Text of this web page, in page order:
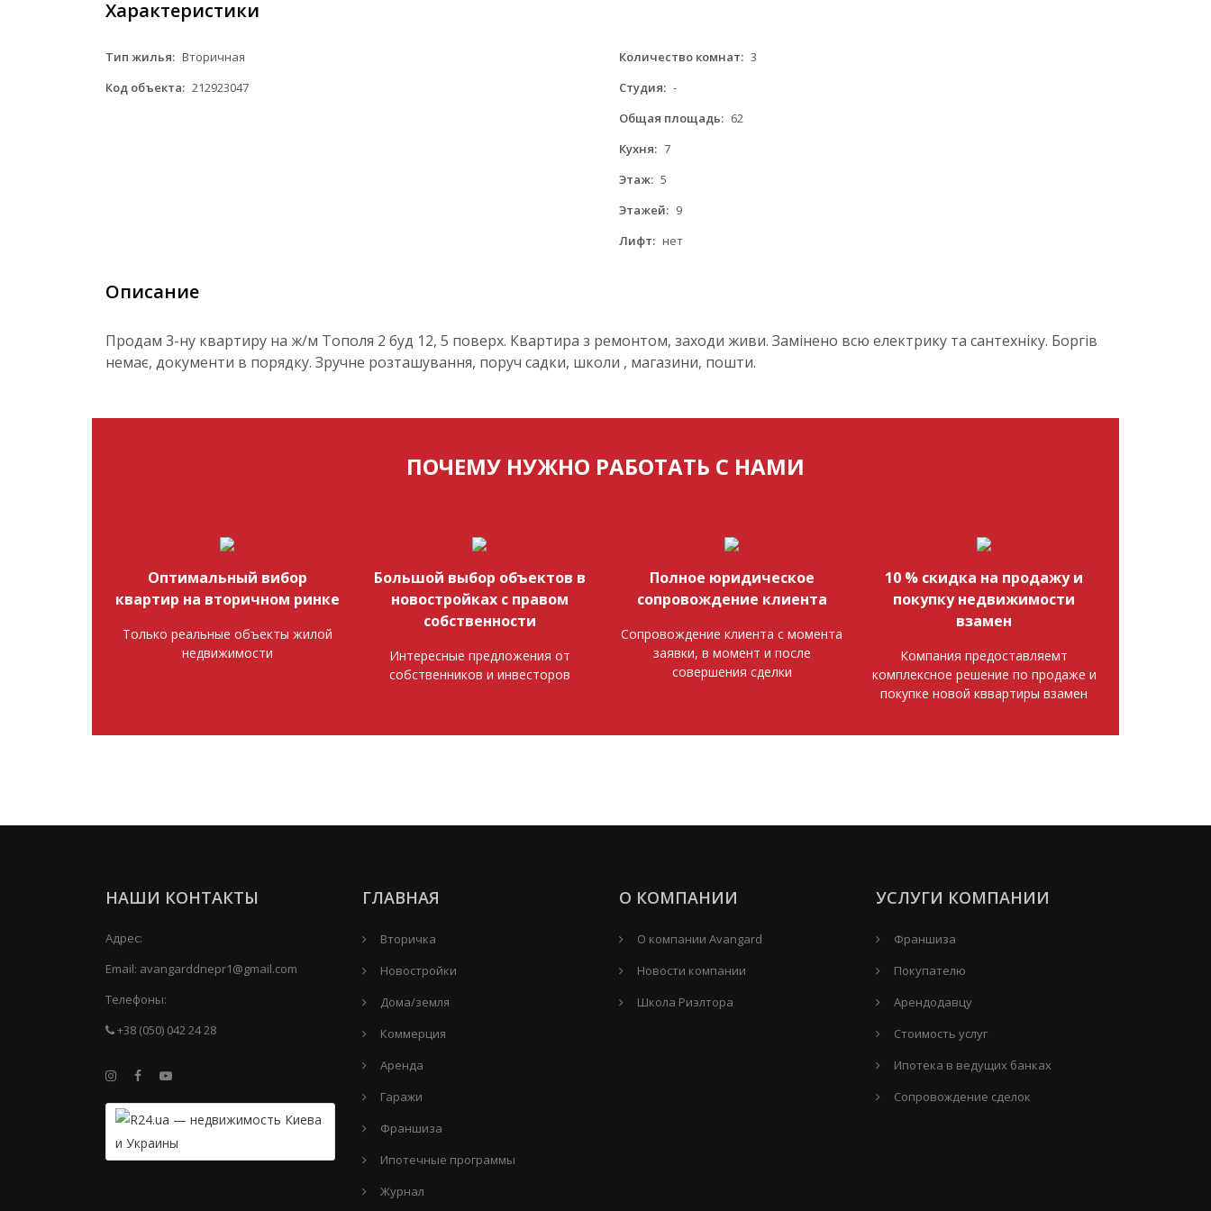
Характеристики
Тип жилья: Вторичная
Код объекта: 212923047
Количество комнат: 3
Студия: -
Общая площадь: 62
Кухня: 7
Этаж: 5
Этажей: 9
Лифт: нет
Описание
Продам 3-ну квартиру на ж/м Тополя 2 буд 12, 5 поверх. Квартира з ремонтом, заходи живи. Замінено всю електрику та сантехніку. Боргів
немає, документи в порядку. Зручне розташування, поруч садки, школи , магазини, пошти.
ПОЧЕМУ НУЖНО РАБОТАТЬ С НАМИ
Оптимальный вибор
квартир на вторичном ринке
Только реальные объекты жилой
недвижимости
Большой выбор объектов в
новостройках с правом
собственности
Интересные предложения от
собственников и инвесторов
Полное юридическое
сопровождение клиента
Сопровождение клиента с момента
заявки, в момент и после
совершения сделки
10 % скидка на продажу и
покупку недвижимости
взамен
Компания предоставляемт
комплексное решение по продаже и
покупке новой кввартиры взамен
НАШИ КОНТАКТЫ
Адрес:
Email: avangarddnepr1@gmail.com
Телефоны:
+38 (050) 042 24 28
ГЛАВНАЯ
Вторичка
Новостройки
Дома/земля
Коммерция
Аренда
Гаражи
Франшиза
Ипотечные программы
Журнал
О КОМПАНИИ
О компании Avangard
Новости компании
Школа Риэлтора
УСЛУГИ КОМПАНИИ
Франшиза
Покупателю
Арендодавцу
Стоимость услуг
Ипотека в ведущих банках
Сопровождение сделок